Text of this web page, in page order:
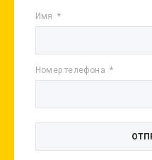
Имя
Номер телефона